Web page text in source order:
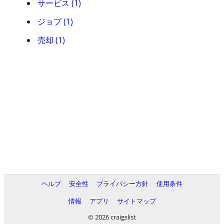
サービス (1)
ジョブ (1)
売却 (1)
ヘルプ 安全性 プライバシー方針
使用条件
情報
アプリ
サイトマップ
© 2026 craigslist